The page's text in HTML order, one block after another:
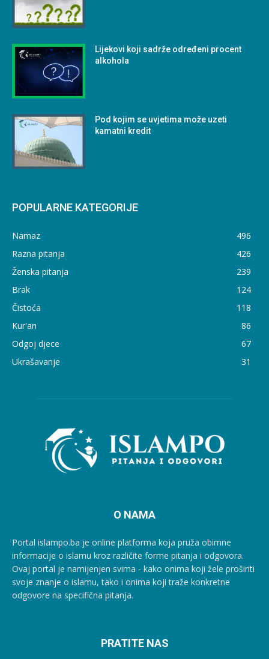
Lijekovi koji sadrže određeni procent
alkohola
Pod kojim se uvjetima može uzeti
kamatni kredit
POPULARNE KATEGORIJE
Namaz
496
Razna pitanja
426
Ženska pitanja
239
Brak
124
Čistoća
118
Kur'an
86
Odgoj djece
67
Ukrašavanje
31
O NAMA
Portal islampo.ba je online platforma koja pruža obimne
informacije o islamu kroz različite forme pitanja i odgovora.
Ovaj portal je namijenjen svima - kako onima koji žele proširiti
svoje znanje o islamu, tako i onima koji traže konkretne
odgovore na specifična pitanja.
PRATITE NAS